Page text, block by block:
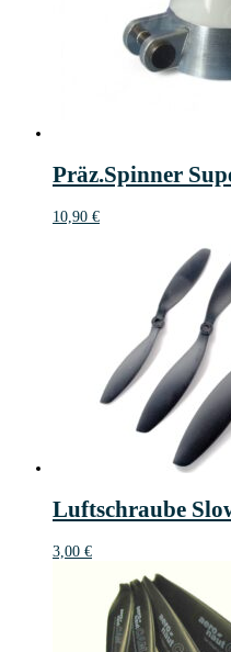
Präz.Spinner
10,90 €
Luftschraube
3,00 €